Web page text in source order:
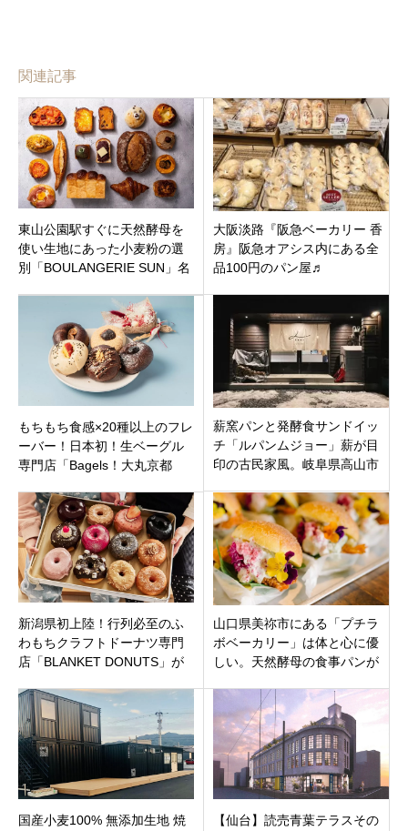
関連記事
東山公園駅すぐに天然酵母を
使い生地にあった小麦粉の選
別「BOULANGERIE SUN」名
大阪淡路『阪急ベーカリー 香
房』阪急オアシス内にある全
品100円のパン屋♬
もちもち食感×20種以上のフレ
ーバー！日本初！生ベーグル
専門店「Bagels！大丸京都
ン
薪窯パンと発酵食サンドイッ
チ「ルパンムジョー」薪が目
印の古民家風。岐阜県高山市
新潟県初上陸！行列必至のふ
わもちクラフトドーナツ専門
店「BLANKET DONUTS」が
山口県美祢市にある「プチラ
ボベーカリー」は体と心に優
しい。天然酵母の食事パンが
フェ併設のベーカリー。
国産小麦100% 無添加生地 焼
【仙台】読売青葉テラスその